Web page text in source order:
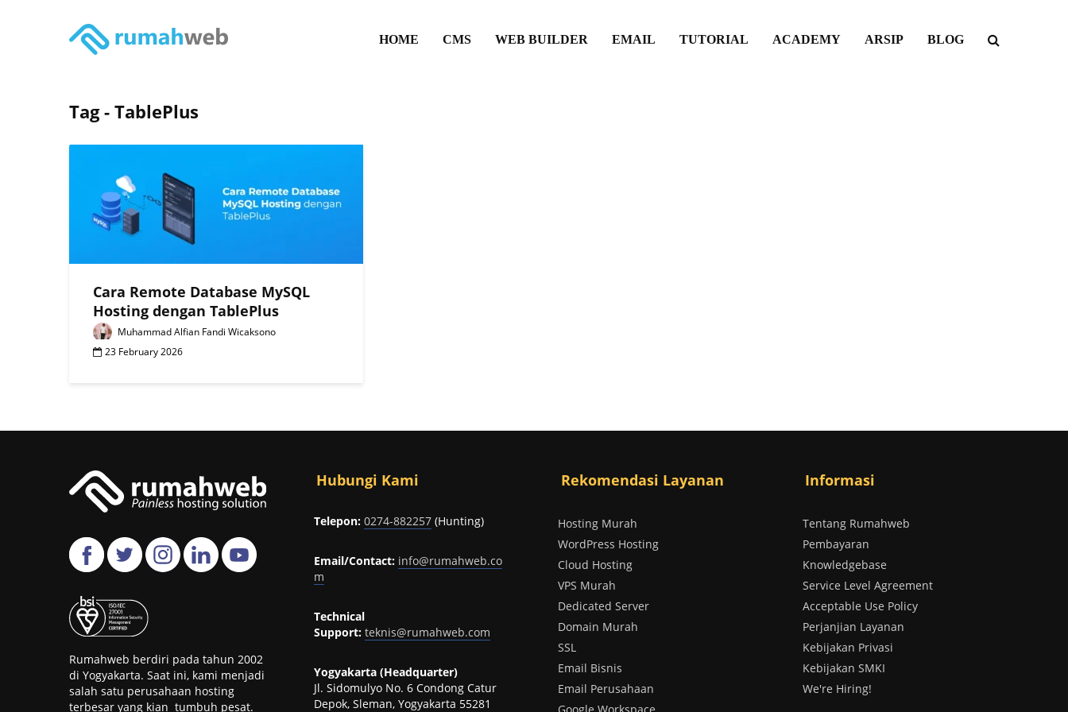
HOME CMS WEB BUILDER EMAIL TUTORIAL ACADEMY ARSIP BLOG
Tag - TablePlus
Cara Remote Database MySQL
Hosting dengan TablePlus
Muhammad Alfian Fandi Wicaksono
23 February 2026
Rumahweb berdiri pada tahun 2002
di Yogyakarta. Saat ini, kami menjadi
salah satu perusahaan hosting
terbesar yang kian tumbuh pesat.
Hubungi Kami
Telepon: 0274-882257(Hunting)
Email/Contact: info@rumahweb.co
m
Technical
Support: teknis@rumahweb.com
Yogyakarta (Headquarter)
Jl. Sidomulyo No. 6 Condong Catur
Depok, Sleman, Yogyakarta 55281
Rekomendasi Layanan
Hosting Murah
WordPress Hosting
Cloud Hosting
VPS Murah
Dedicated Server
Domain Murah
SSL
Email Bisnis
Email Perusahaan
Informasi
Tentang Rumahweb
Pembayaran
Knowledgebase
Service Level Agreement
Acceptable Use Policy
Perjanjian Layanan
Kebijakan Privasi
Kebijakan SMKI
We're Hiring!